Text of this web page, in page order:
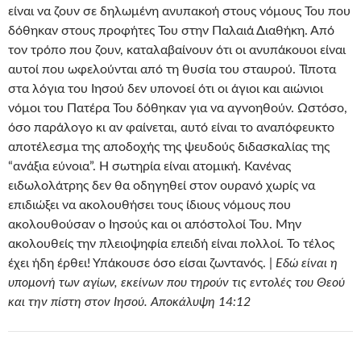
είναι να ζουν σε δηλωμένη ανυπακοή στους νόμους Του που
δόθηκαν στους προφήτες Του στην Παλαιά Διαθήκη. Από
τον τρόπο που ζουν, καταλαβαίνουν ότι οι ανυπάκουοι είναι
αυτοί που ωφελούνται από τη θυσία του σταυρού. Τίποτα
στα λόγια του Ιησού δεν υπονοεί ότι οι άγιοι και αιώνιοι
νόμοι του Πατέρα Του δόθηκαν για να αγνοηθούν. Ωστόσο,
όσο παράλογο κι αν φαίνεται, αυτό είναι το αναπόφευκτο
αποτέλεσμα της αποδοχής της ψευδούς διδασκαλίας της
“ανάξια εύνοια”. Η σωτηρία είναι ατομική. Κανένας
ειδωλολάτρης δεν θα οδηγηθεί στον ουρανό χωρίς να
επιδιώξει να ακολουθήσει τους ίδιους νόμους που
ακολουθούσαν ο Ιησούς και οι απόστολοί Του. Μην
ακολουθείς την πλειοψηφία επειδή είναι πολλοί. Το τέλος
έχει ήδη έρθει! Υπάκουσε όσο είσαι ζωντανός. | Εδώ είναι η
υπομονή των αγίων, εκείνων που τηρούν τις εντολές του Θεού
και την πίστη στον Ιησού. Αποκάλυψη 14:12